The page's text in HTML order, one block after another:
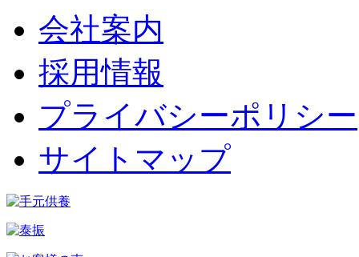
会社案内
採用情報
プライバシーポリシー
サイトマップ